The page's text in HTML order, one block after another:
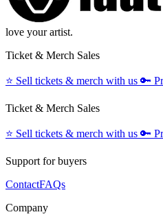
love your artist.
Ticket & Merch Sales
⭐️ Sell tickets & merch with us 🔑
Ticket & Merch Sales
⭐️ Sell tickets & merch with us 🔑
Support for buyers
ContactFAQs
Company